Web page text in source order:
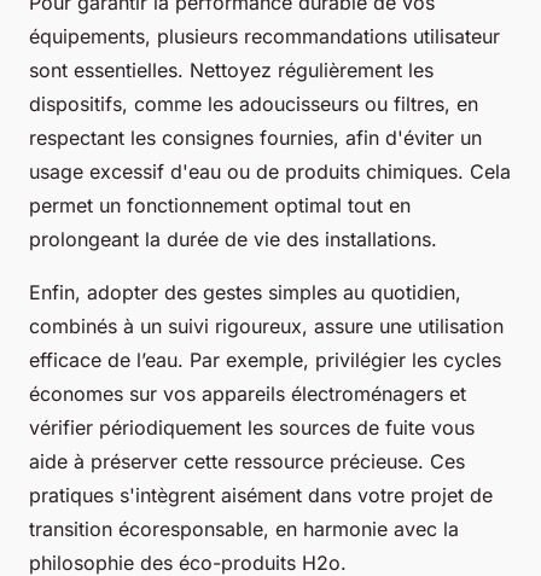
équipements, plusieurs recommandations utilisateur
sont essentielles. Nettoyez régulièrement les
dispositifs, comme les adoucisseurs ou filtres, en
respectant les consignes fournies, afin d'éviter un
usage excessif d'eau ou de produits chimiques. Cela
permet un fonctionnement optimal tout en
prolongeant la durée de vie des installations.
Enfin, adopter des gestes simples au quotidien,
combinés à un suivi rigoureux, assure une utilisation
efficace de l’eau. Par exemple, privilégier les cycles
économes sur vos appareils électroménagers et
vérifier périodiquement les sources de fuite vous
aide à préserver cette ressource précieuse. Ces
pratiques s'intègrent aisément dans votre projet de
transition écoresponsable, en harmonie avec la
philosophie des éco-produits H2o.